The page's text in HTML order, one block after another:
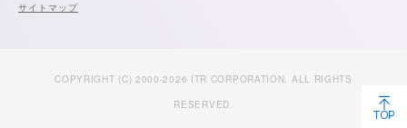
TOP
サイトマップ
COPYRIGHT (C) 2000-2026 ITR CORPORATION. ALL RIGHTS
RESERVED.